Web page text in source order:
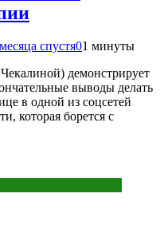
спустя01 минуты
демонстрирует
выводы делать
в одной из соцсетей
которая борется с